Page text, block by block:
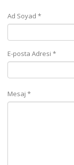
Ad Soyad *
E-posta Adresi *
Mesaj *